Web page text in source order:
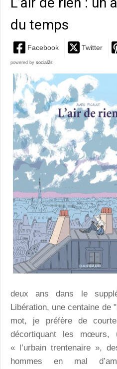
du temps
Facebook Twitter
powered by social2s
deux ans dans le
Libération, une centaine de
mot, je préfère de
décortiquant les mœurs,
« l’urbain trentenaire »,
hommes en mal